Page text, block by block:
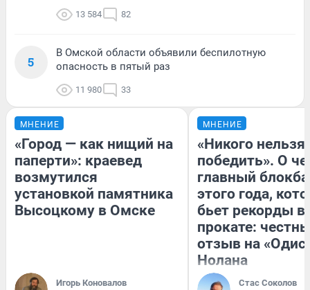
13 584 82
5
В Омской области объявили беспилотную
опасность в пятый раз
11 980 33
МНЕНИЕ
«Город — как нищий на
паперти»: краевед
возмутился
установкой памятника
Высоцкому в Омске
Игорь Коновалов
МНЕНИЕ
«Никого нельзя
победить». О
главный
этого года,
бьет рекорды в
прокате:
отзыв на
Нолана
Стас Соколов